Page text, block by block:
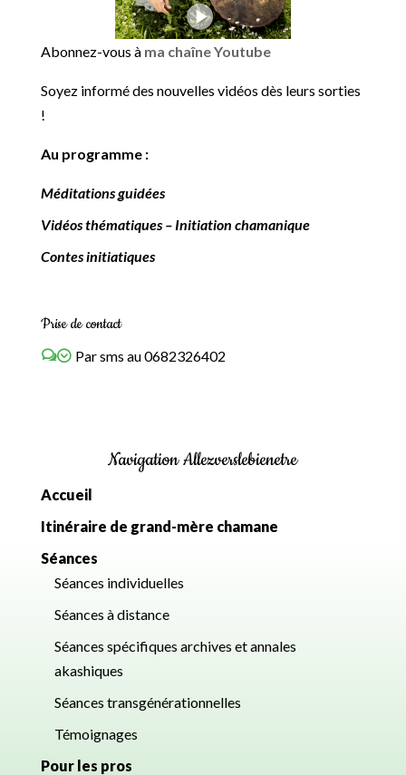
Abonnez-vous à ma chaîne Youtube
Soyez informé des nouvelles vidéos dès leurs sorties
!
Au programme :
Méditations guidées
Vidéos thématiques – Initiation chamanique
Contes initiatiques
Prise de contact
Par sms au 0682326402
Navigation Allezverslebienetre
Accueil
Itinéraire de grand-mère chamane
Séances
Séances individuelles
Séances à distance
Séances spécifiques archives et annales
akashiques
Séances transgénérationnelles
Témoignages
Pour les pros